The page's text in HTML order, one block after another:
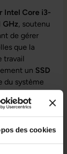
des cookies
Intel Core i3-
GHz, soutenu
de gérer
que la
travail
un SSD
du système